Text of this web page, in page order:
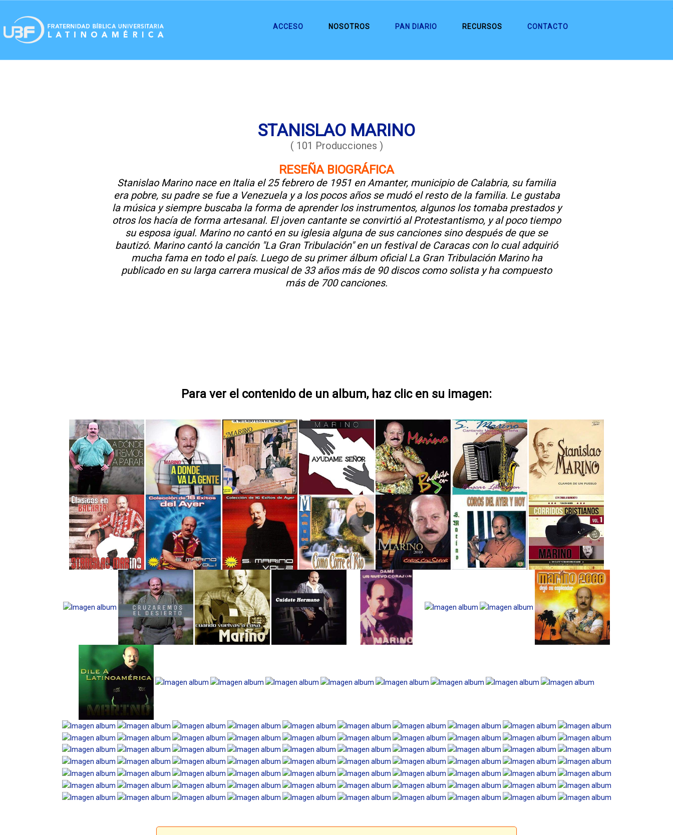
ACCESO NOSOTROS PAN DIARIO RECURSOS CONTACTO
STANISLAO MARINO
( 101 Producciones )
RESEÑA BIOGRÁFICA
Stanislao Marino nace en Italia el 25 febrero de 1951 en Amanter, municipio de Calabria, su familia
era pobre, su padre se fue a Venezuela y a los pocos años se mudó el resto de la familia. Le gustaba
la música y siempre buscaba la forma de aprender los instrumentos, algunos los tomaba prestados y
otros los hacía de forma artesanal. El joven cantante se convirtió al Protestantismo, y al poco tiempo
su esposa igual. Marino no cantó en su iglesia alguna de sus canciones sino después de que se
bautizó. Marino cantó la canción "La Gran Tribulación" en un festival de Caracas con lo cual adquirió
mucha fama en todo el país. Luego de su primer álbum oficial La Gran Tribulación Marino ha
publicado en su larga carrera musical de 33 años más de 90 discos como solista y ha compuesto
más de 700 canciones.
Para ver el contenido de un album, haz clic en su imagen: